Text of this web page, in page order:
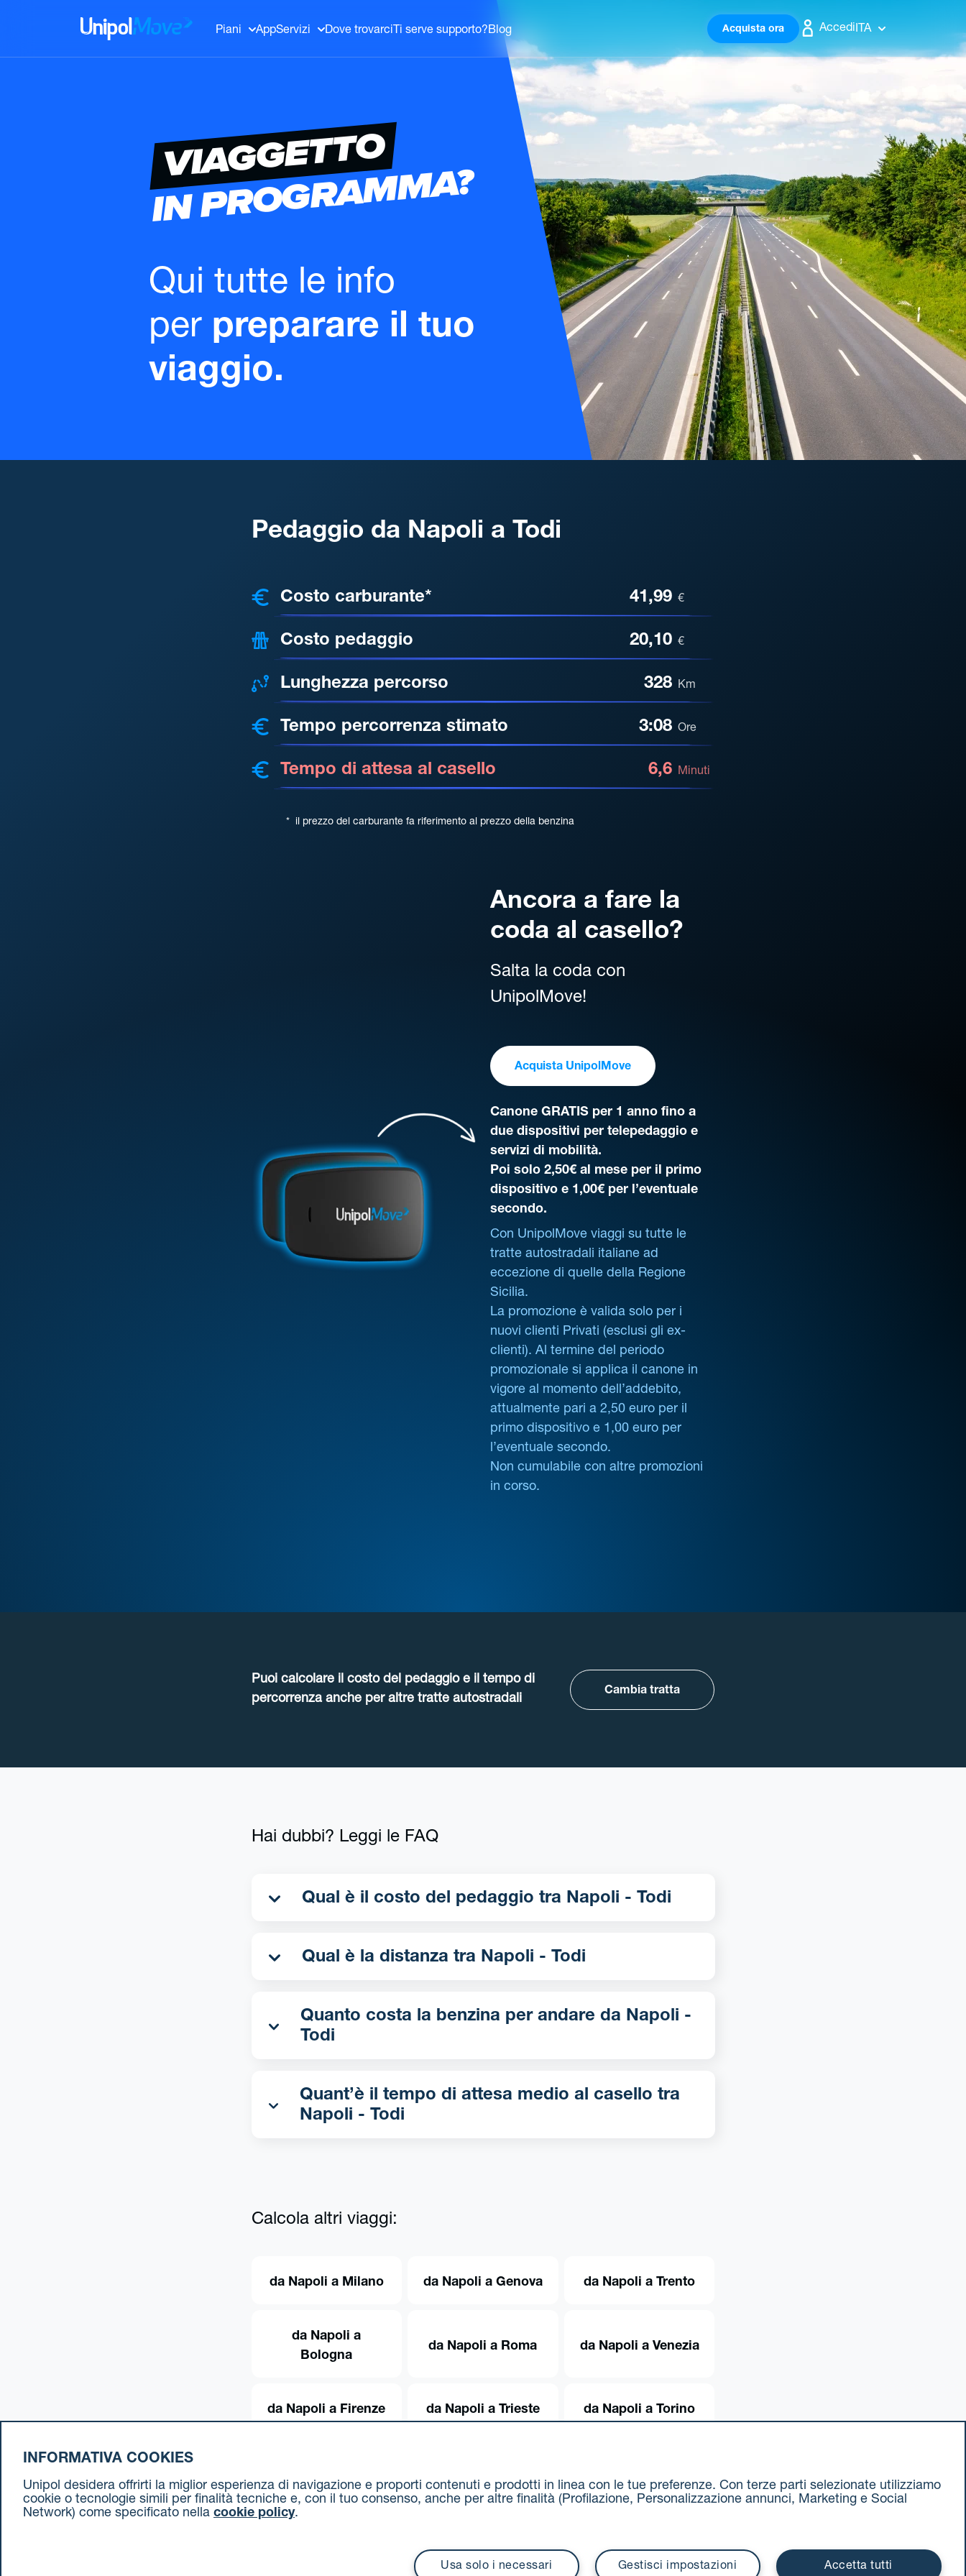
UnipolMove Piani AppServizi Dove trovarci Ti serve supporto?Blog Acquista ora AccediITA
VIAGGETTO
IN PROGRAMMA?
Qui tutte le info
per preparare il tuo
viaggio.
Pedaggio da Napoli a Todi
Costo carburante* 41,99 €
Costo pedaggio 20,10 €
Lunghezza percorso 328 Km
Tempo percorrenza stimato 3:08 Ore
Tempo di attesa al casello 6,6 Minuti
* il prezzo del carburante fa riferimento al prezzo della benzina
Ancora a fare la
coda al casello?
Salta la coda con
UnipolMove!
Acquista UnipolMove
Canone GRATIS per 1 anno fino a
due dispositivi per telepedaggio e
servizi di mobilità.
Poi solo 2,50€ al mese per il primo
dispositivo e 1,00€ per l’eventuale
secondo.
Con UnipolMove viaggi su tutte le
tratte autostradali italiane ad
eccezione di quelle della Regione
Sicilia.
La promozione è valida solo per i
nuovi clienti Privati (esclusi gli ex-
clienti). Al termine del periodo
promozionale si applica il canone in
vigore al momento dell’addebito,
attualmente pari a 2,50 euro per il
primo dispositivo e 1,00 euro per
l’eventuale secondo.
Non cumulabile con altre promozioni
in corso.
Puoi calcolare il costo del pedaggio e il tempo di
percorrenza anche per altre tratte autostradali
Cambia tratta
Hai dubbi? Leggi le FAQ
Qual è il costo del pedaggio tra Napoli - Todi
Qual è la distanza tra Napoli - Todi
Quanto costa la benzina per andare da Napoli -
Todi
Quant’è il tempo di attesa medio al casello tra
Napoli - Todi
Calcola altri viaggi:
da Napoli a Milano da Napoli a Genova da Napoli a Trento
da Napoli a
Bologna
da Napoli a Roma da Napoli a Venezia
da Napoli a Firenze da Napoli a Trieste da Napoli a Torino
INFORMATIVA COOKIES
Unipol desidera offrirti la miglior esperienza di navigazione e proporti contenuti e prodotti in linea con le tue preferenze. Con terze parti selezionate utilizziamo
cookie o tecnologie simili per finalità tecniche e, con il tuo consenso, anche per altre finalità (Profilazione, Personalizzazione annunci, Marketing e Social
Network) come specificato nella cookie policy.
Usa solo i necessari Gestisci impostazioni Accetta tutti